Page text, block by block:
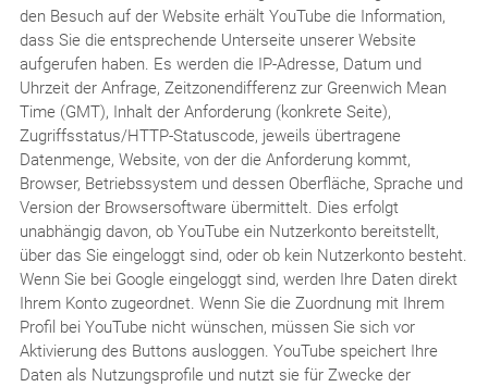
den Besuch auf der Website erhält YouTube die Information,
dass Sie die entsprechende Unterseite unserer Website
aufgerufen haben. Es werden die IP-Adresse, Datum und
Uhrzeit der Anfrage, Zeitzonendifferenz zur Greenwich Mean
Time (GMT), Inhalt der Anforderung (konkrete Seite),
Zugriffsstatus/HTTP-Statuscode, jeweils übertragene
Datenmenge, Website, von der die Anforderung kommt,
Browser, Betriebssystem und dessen Oberfläche, Sprache und
Version der Browsersoftware übermittelt. Dies erfolgt
unabhängig davon, ob YouTube ein Nutzerkonto bereitstellt,
über das Sie eingeloggt sind, oder ob kein Nutzerkonto besteht.
Wenn Sie bei Google eingeloggt sind, werden Ihre Daten direkt
Ihrem Konto zugeordnet. Wenn Sie die Zuordnung mit Ihrem
Profil bei YouTube nicht wünschen, müssen Sie sich vor
Aktivierung des Buttons ausloggen. YouTube speichert Ihre
Daten als Nutzungsprofile und nutzt sie für Zwecke der